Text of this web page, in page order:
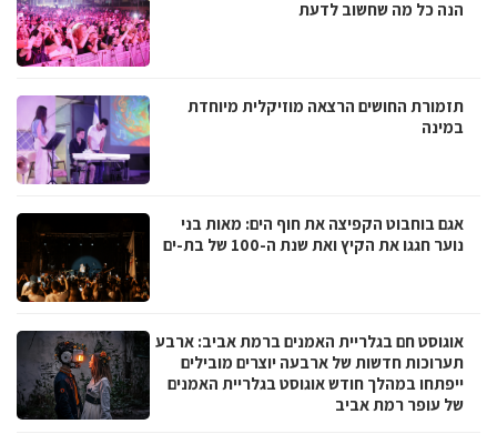
הנה כל מה שחשוב לדעת
תזמורת החושים הרצאה מוזיקלית מיוחדת
במינה
אגם בוחבוט הקפיצה את חוף הים: מאות בני
נוער חגגו את הקיץ ואת שנת ה-100 של בת-ים
אוגוסט חם בגלריית האמנים ברמת אביב: ארבע
תערוכות חדשות של ארבעה יוצרים מובילים
ייפתחו במהלך חודש אוגוסט בגלריית האמנים
של עופר רמת אביב